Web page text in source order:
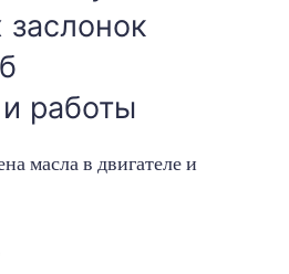
работы
масла в двигателе и